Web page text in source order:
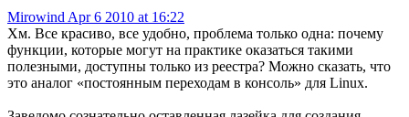
Mirowind Apr 6 2010 at 16:22
Хм. Все красиво, все удобно, проблема только одна: почему
функции, которые могут на практике оказаться такими
полезными, доступны только из реестра? Можно сказать, что
это аналог «постоянным переходам в консоль» для Linux.